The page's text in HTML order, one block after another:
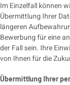
Im Einzelfall können
Übermittlung Ihrer
längeren
Bewerbung für eine
der Fall sein. Ihre
von Ihnen für die
Übermittlung Ihrer